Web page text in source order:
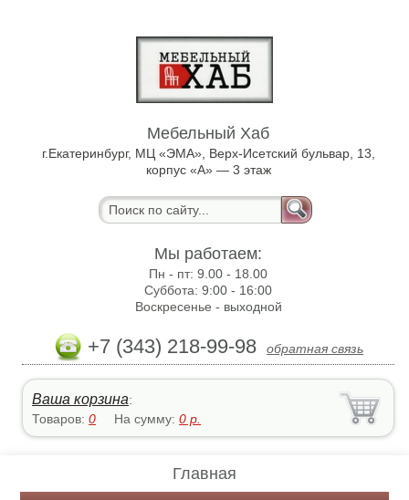
Мебельный Хаб
г.Екатеринбург, МЦ «ЭМА», Верх-Исетский бульвар, 13,
корпус «А» — 3 этаж
Мы работаем:
Пн - пт:9.00 - 18.00
Суббота:9:00 - 16:00
Воскресенье - выходной
+7 (343) 218-99-98 обратная связь
Ваша корзина:
Товаров:0 На сумму:0 р.
Главная